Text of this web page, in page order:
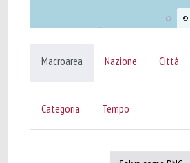
©
Macroarea Nazione Città
Categoria Tempo